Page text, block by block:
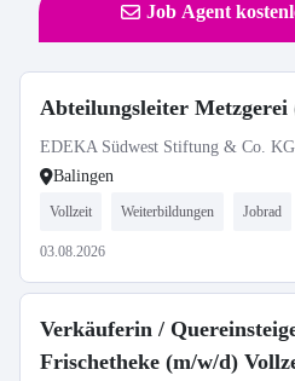
Job Agent
Abteilungsleiter Metzgerei
EDEKA Südwest Stiftung & Co. KG
Balingen
Vollzeit Weiterbildungen Jobrad
03.08.2026
Verkäuferin /
Frischetheke (m/w/d)